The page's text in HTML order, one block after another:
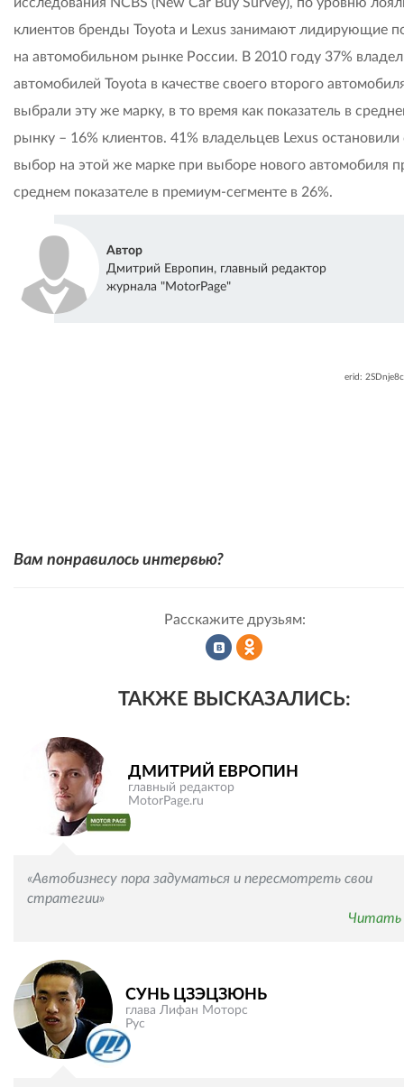
клиентов бренды Toyota и Lexus занимают лидирующие
на автомобильном рынке России. В 2010 году 37%
автомобилей Toyota в качестве своего второго
выбрали эту же марку, в то время как показатель в
рынку – 16% клиентов. 41% владельцев Lexus остановили
выбор на этой же марке при выборе нового автомобиля
среднем показателе в премиум-сегменте в 26%.
Автор
Дмитрий Европин, главный редактор
журнала "MotorPage"
erid:
Вам понравилось интервью?
Расскажите друзьям:
ТАКЖЕ ВЫСКАЗАЛИСЬ:
ДМИТРИЙ ЕВРОПИН
главный редактор
MotorPage.ru
«Автобизнесу пора задуматься и пересмотреть свои
стратегии»
Читать
СУНЬ ЦЗЭЦЗЮНЬ
глава Лифан Моторс
Рус